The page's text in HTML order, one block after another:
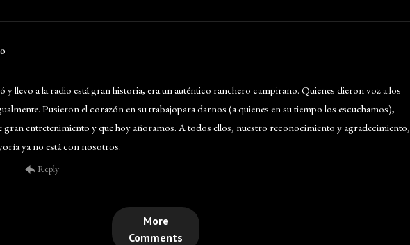
y llevo a la radio está gran historia, era un auténtico ranchero campirano. Quienes dieron voz a los
Pusieron el corazón en su trabajopara darnos (a quienes en su tiempo los escuchamos),
gran entretenimiento y que hoy añoramos. A todos ellos, nuestro reconocimiento y agradecimiento,
ya no está con nosotros.
Reply
More
Comments